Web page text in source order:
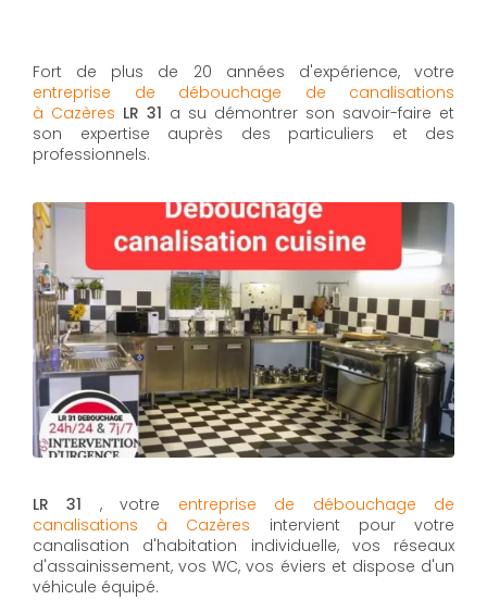
Fort de plus de 20 années d'expérience, votre
entreprise de débouchage de canalisations
à Cazères LR 31 a su démontrer son savoir-faire et
son expertise auprès des particuliers et des
professionnels.
LR 31 , votre entreprise de débouchage de
canalisations à Cazères intervient pour votre
canalisation d'habitation individuelle, vos réseaux
d'assainissement, vos WC, vos éviers et dispose d'un
véhicule équipé.